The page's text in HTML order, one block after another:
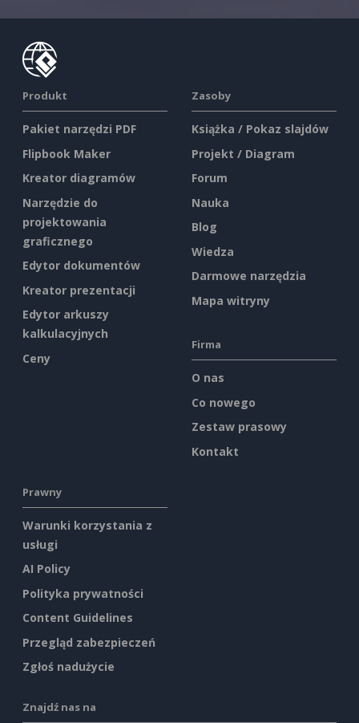
Produkt
Pakiet narzędzi PDF
Flipbook Maker
Kreator diagramów
Narzędzie do
projektowania
graficznego
Edytor dokumentów
Kreator prezentacji
Edytor arkuszy
kalkulacyjnych
Ceny
Zasoby
Książka / Pokaz slajdów
Projekt / Diagram
Forum
Nauka
Blog
Wiedza
Darmowe narzędzia
Mapa witryny
Firma
O nas
Co nowego
Zestaw prasowy
Kontakt
Prawny
Warunki korzystania z
usługi
AI Policy
Polityka prywatności
Content Guidelines
Przegląd zabezpieczeń
Zgłoś nadużycie
Znajdź nas na